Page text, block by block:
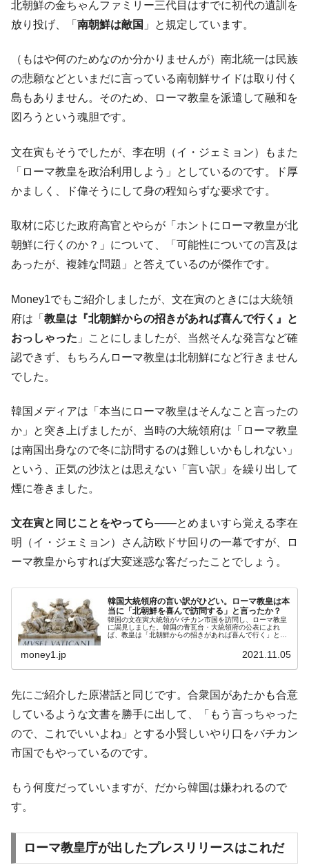
北朝鮮の金ちゃんファミリー三代目はすでに初代の遺訓を
放り投げ、「 南朝鮮は敵国 」と規定しています。
（もはや何のためなのか分かりませんが）南北統一は民族
の悲願などといまだに言っている南朝鮮サイドは取り付く
島もありません。そのため、ローマ教皇を派遣して融和を
図ろうという魂胆です。
文在寅もそうでしたが、李在明（イ・ジェミョン）もまた
「ローマ教皇を政治利用しよう」としているのです。ド厚
かましく、ド偉そうにして身の程知らずな要求です。
取材に応じた政府高官とやらが「ホントにローマ教皇が北
朝鮮に行くのか？」について、「可能性についての言及は
あったが、複雑な問題」と答えているのが傑作です。
Money1でもご紹介しましたが、文在寅のときには大統領
府は「 教皇は『北朝鮮からの招きがあれば喜んで行く』と
おっしゃった 」ことにしましたが、当然そんな発言など確
認できず、もちろんローマ教皇は北朝鮮になど行きません
でした。
韓国メディアは「本当にローマ教皇はそんなこと言ったの
か」と突き上げましたが、当時の大統領府は「ローマ教皇
は南国出身なので冬に訪問するのは難しいかもしれない」
という、正気の沙汰とは思えない「言い訳」を繰り出して
煙に巻きました。
文在寅と同じことをやってら――とめまいすら覚える李在
明（イ・ジェミョン）さん訪欧ドサ回りの一幕ですが、ロ
ーマ教皇からすれば大変迷惑な客だったことでしょう。
韓国大統領府の言い訳がひどい。ローマ教皇は本
当に「北朝鮮を喜んで訪問する」と言ったか？
韓国の文在寅大統領がバチカン市国を訪問し、ローマ教皇
に謁見しました。韓国の青瓦台・大統領府の公表によれ
ば、教皇は「北朝鮮からの招きがあれば喜んで行く」とお
money1.jp 2021.11.05
先にご紹介した原潜話と同じです。合衆国があたかも合意
しているような文書を勝手に出して、「もう言っちゃった
ので、これでいいよね」とする小賢しいやり口をバチカン
市国でもやっているのです。
もう何度だっていいますが、だから韓国は嫌われるので
す。
ローマ教皇庁が出したプレスリリースはこれだ